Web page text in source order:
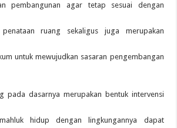
pembangunan agar tetap sesuai dengan
ruang sekaligus juga merupakan
untuk mewujudkan sasaran pengembangan
pada dasarnya merupakan bentuk intervensi
hidup dengan lingkungannya dapat